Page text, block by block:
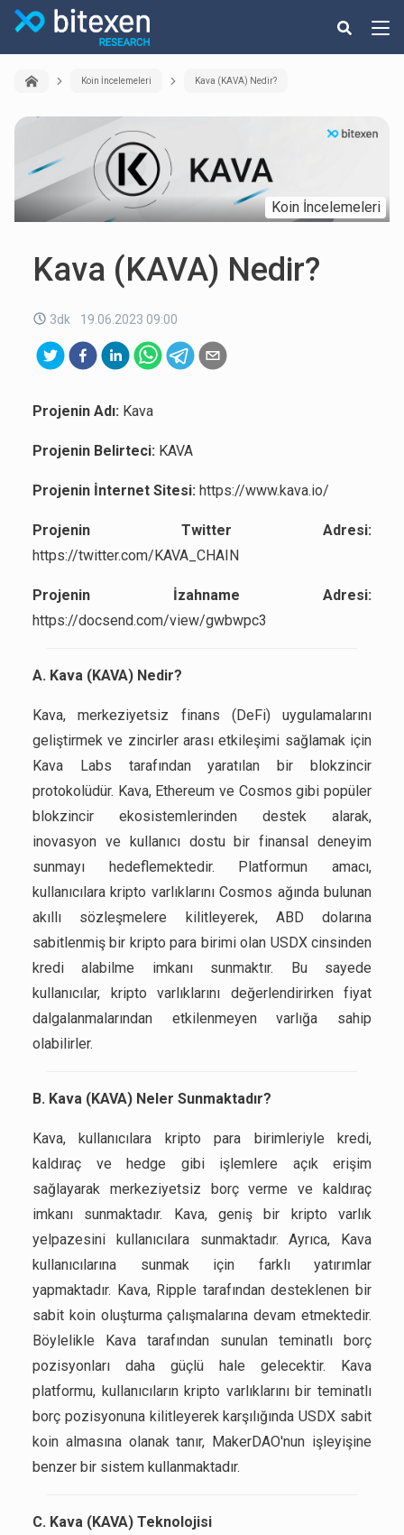
Koin İncelemeleri Kava (KAVA) Nedir?
Koin İncelemeleri
Kava (KAVA) Nedir?
3dk 19.06.2023 09:00
Projenin Adı: Kava
Projenin Belirteci: KAVA
Projenin İnternet Sitesi: https://www.kava.io/
Projenin Twitter Adresi:
https://twitter.com/KAVA_CHAIN
Projenin İzahname Adresi:
https://docsend.com/view/gwbwpc3
A. Kava (KAVA) Nedir?
Kava, merkeziyetsiz finans (DeFi) uygulamalarını
geliştirmek ve zincirler arası etkileşimi sağlamak için
Kava Labs tarafından yaratılan bir blokzincir
protokolüdür. Kava, Ethereum ve Cosmos gibi popüler
blokzincir ekosistemlerinden destek alarak,
inovasyon ve kullanıcı dostu bir finansal deneyim
sunmayı hedeflemektedir. Platformun amacı,
kullanıcılara kripto varlıklarını Cosmos ağında bulunan
akıllı sözleşmelere kilitleyerek, ABD dolarına
sabitlenmiş bir kripto para birimi olan USDX cinsinden
kredi alabilme imkanı sunmaktır. Bu sayede
kullanıcılar, kripto varlıklarını değerlendirirken fiyat
dalgalanmalarından etkilenmeyen varlığa sahip
olabilirler.
B. Kava (KAVA) Neler Sunmaktadır?
Kava, kullanıcılara kripto para birimleriyle kredi,
kaldıraç ve hedge gibi işlemlere açık erişim
sağlayarak merkeziyetsiz borç verme ve kaldıraç
imkanı sunmaktadır. Kava, geniş bir kripto varlık
yelpazesini kullanıcılara sunmaktadır. Ayrıca, Kava
kullanıcılarına sunmak için farklı yatırımlar
yapmaktadır. Kava, Ripple tarafından desteklenen bir
sabit koin oluşturma çalışmalarına devam etmektedir.
Böylelikle Kava tarafından sunulan teminatlı borç
pozisyonları daha güçlü hale gelecektir. Kava
platformu, kullanıcıların kripto varlıklarını bir teminatlı
borç pozisyonuna kilitleyerek karşılığında USDX sabit
koin almasına olanak tanır, MakerDAO'nun işleyişine
benzer bir sistem kullanmaktadır.
C. Kava (KAVA) Teknolojisi